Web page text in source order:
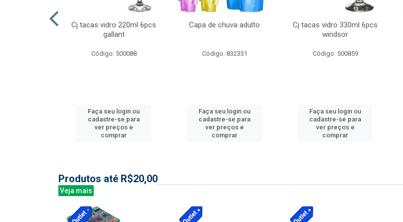
Cj tacas vidro 220ml 6pcs
gallant
Código: 500088
Faça seu login ou
cadastre-se para
ver preços e
comprar
Capa de chuva adulto
Código: 832331
Faça seu login ou
cadastre-se para
ver preços e
comprar
Cj tacas vidro 330ml 6pcs
windsor
Código: 500859
Faça seu login ou
cadastre-se para
ver preços e
comprar
Produtos até R$20,00
Veja mais